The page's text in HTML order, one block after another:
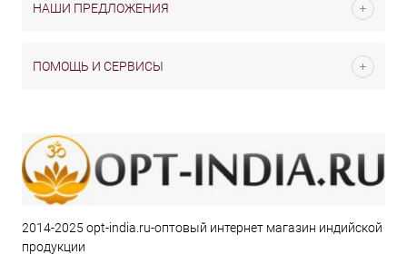
НАШИ ПРЕДЛОЖЕНИЯ
ПОМОЩЬ И СЕРВИСЫ
2014-2025 opt-india.ru-оптовый интернет магазин индийской
продукции